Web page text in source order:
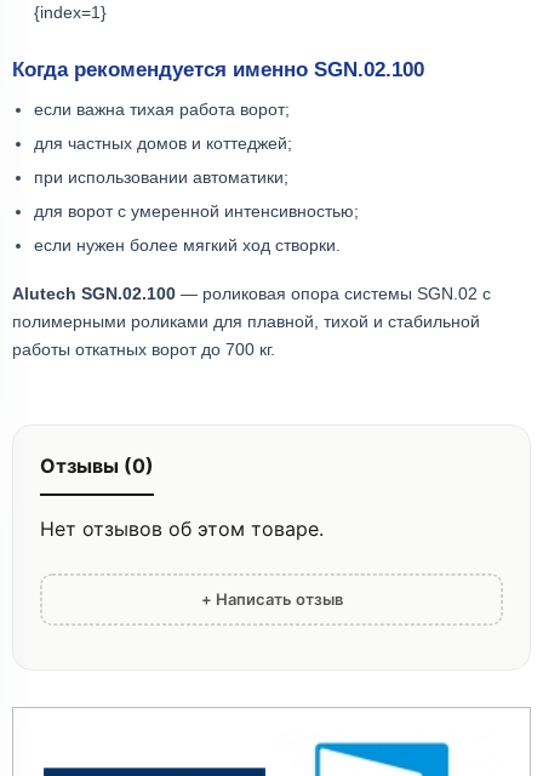
{index=1}
Когда рекомендуется именно SGN.02.100
если важна тихая работа ворот;
для частных домов и коттеджей;
при использовании автоматики;
для ворот с умеренной интенсивностью;
если нужен более мягкий ход створки.
Alutech SGN.02.100 — роликовая опора системы SGN.02 с
полимерными роликами для плавной, тихой и стабильной
работы откатных ворот до 700 кг.
Отзывы (0)
Нет отзывов об этом товаре.
+ Написать отзыв